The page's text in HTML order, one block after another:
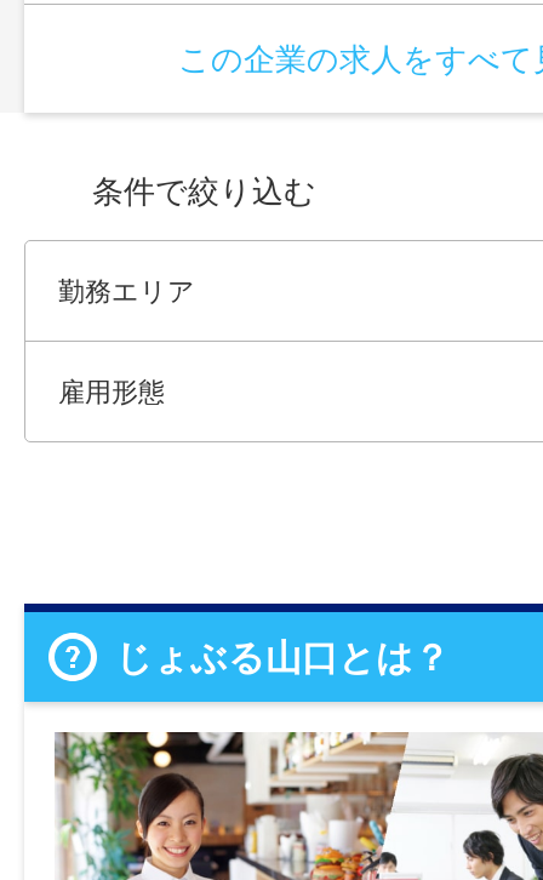
この企業の求人をすべて
条件で絞り込む
勤務エリア
雇用形態
じょぶる山口とは？